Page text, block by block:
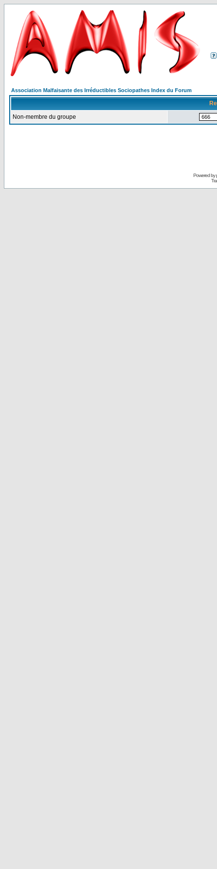
Association Malfaisante des Irréductibles Sociopathes Index du Forum
Non-membre du groupe
Powered by